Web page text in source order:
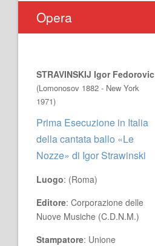
Opera
STRAVINSKIJ Igor Fedorovic
(Lomonosov 1882 - New York
1971)
Prima Esecuzione in Italia
della cantata ballo «Le
Nozze» di Igor Strawinski
Luogo: (Roma)
Editore: Corporazione delle
Nuove Musiche (C.D.N.M.)
Stampatore: Unione